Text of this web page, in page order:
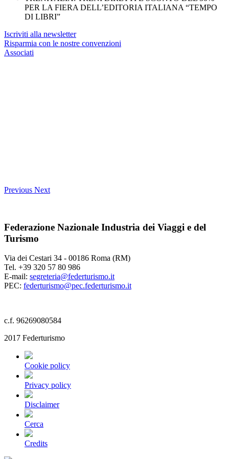
PER LA FIERA DELL’EDITORIA ITALIANA “TEMPO
DI LIBRI”
Iscriviti alla newsletter
Risparmia con le nostre convenzioni
Associati
Previous Next
Federazione Nazionale Industria dei Viaggi e del
Turismo
Via dei Cestari 34 - 00186 Roma (RM)
Tel. +39 320 57 80 986
E-mail: segreteria@federturismo.it
PEC: federturismo@pec.federturismo.it
c.f. 96269080584
2017 Federturismo
Cookie policy
Privacy policy
Disclaimer
Cerca
Credits